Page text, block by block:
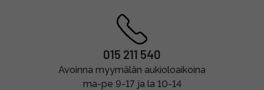
015 211 540
Avoinna myymälän aukioloaikoina
ma-pe 9-17 ja la 10-14